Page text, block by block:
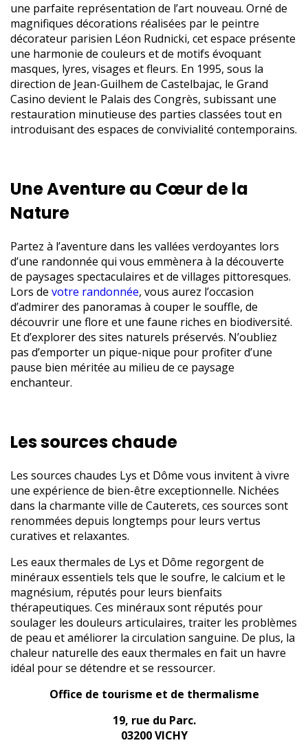
une parfaite représentation de l’art nouveau. Orné de
magnifiques décorations réalisées par le peintre
décorateur parisien Léon Rudnicki, cet espace présente
une harmonie de couleurs et de motifs évoquant
masques, lyres, visages et fleurs. En 1995, sous la
direction de Jean-Guilhem de Castelbajac, le Grand
Casino devient le Palais des Congrès, subissant une
restauration minutieuse des parties classées tout en
introduisant des espaces de convivialité contemporains.
Une Aventure au Cœur de la
Nature
Partez à l’aventure dans les vallées verdoyantes lors
d’une randonnée qui vous emmènera à la découverte
de paysages spectaculaires et de villages pittoresques.
Lors de votre randonnée, vous aurez l’occasion
d’admirer des panoramas à couper le souffle, de
découvrir une flore et une faune riches en biodiversité.
Et d’explorer des sites naturels préservés. N’oubliez
pas d’emporter un pique-nique pour profiter d’une
pause bien méritée au milieu de ce paysage
enchanteur.
Les sources chaude
Les sources chaudes Lys et Dôme vous invitent à vivre
une expérience de bien-être exceptionnelle. Nichées
dans la charmante ville de Cauterets, ces sources sont
renommées depuis longtemps pour leurs vertus
curatives et relaxantes.
Les eaux thermales de Lys et Dôme regorgent de
minéraux essentiels tels que le soufre, le calcium et le
magnésium, réputés pour leurs bienfaits
thérapeutiques. Ces minéraux sont réputés pour
soulager les douleurs articulaires, traiter les problèmes
de peau et améliorer la circulation sanguine. De plus, la
chaleur naturelle des eaux thermales en fait un havre
idéal pour se détendre et se ressourcer.
Office de tourisme et de thermalisme
19, rue du Parc.
03200 VICHY